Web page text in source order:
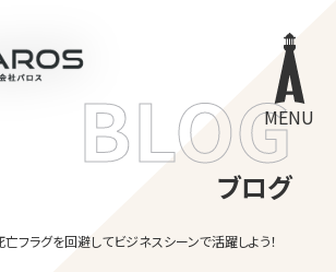
MENU
ブログ
BLOG
亡フラグを回避してビジネスシーンで活躍しよう！